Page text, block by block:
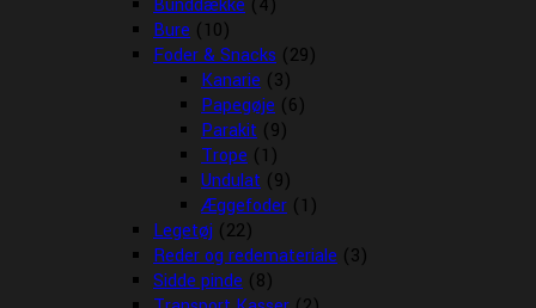
Bunddække (4)
Bure (10)
Foder & Snacks (29)
Kanarie (3)
Papegøje (6)
Parakit (9)
Trope (1)
Undulat (9)
Æggefoder (1)
Legetøj (22)
Reder og redemateriale (3)
Sidde pinde (8)